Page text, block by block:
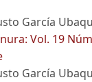
García
Vol. 19
García